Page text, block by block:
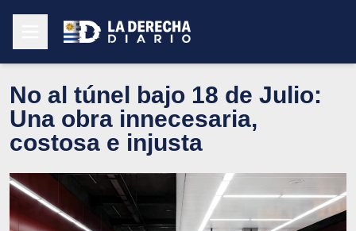
No al túnel bajo 18 de Julio:
Una obra innecesaria,
costosa e injusta